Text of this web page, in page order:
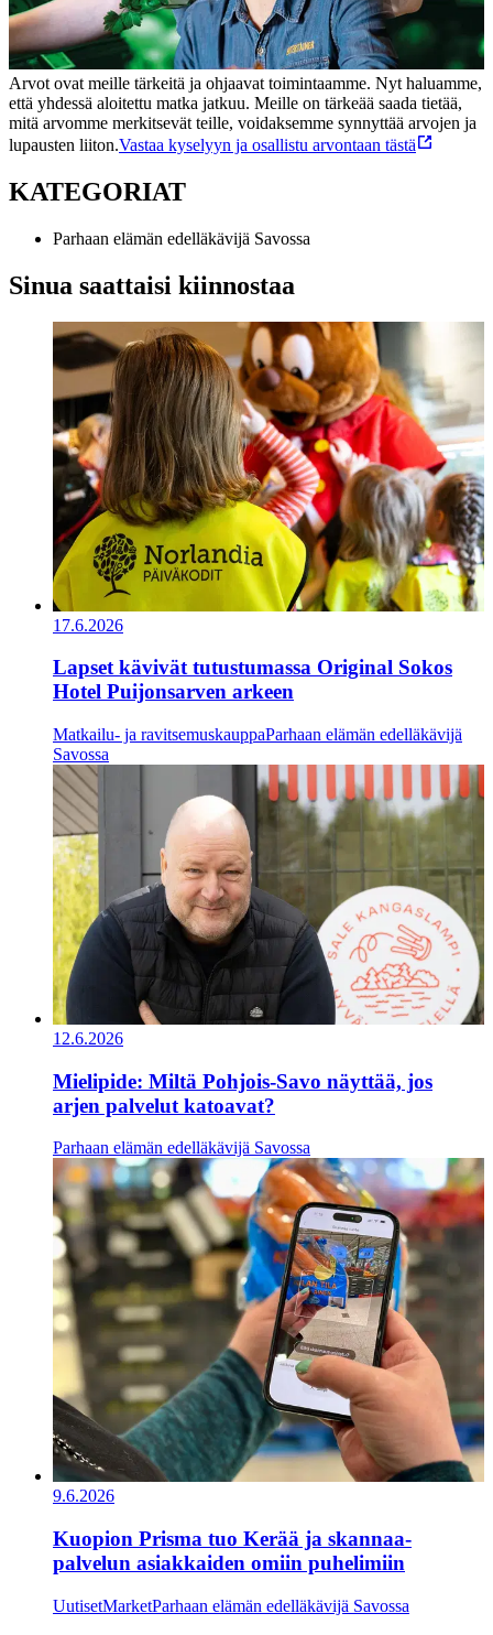
Arvot ovat meille tärkeitä ja ohjaavat toimintaamme. Nyt haluamme,
että yhdessä aloitettu matka jatkuu. Meille on tärkeää saada tietää,
mitä arvomme merkitsevät teille, voidaksemme synnyttää arvojen ja
lupausten liiton.Vastaa kyselyyn ja osallistu arvontaan tästä
KATEGORIAT
Parhaan elämän edelläkävijä Savossa
Sinua saattaisi kiinnostaa
17.6.2026
Lapset kävivät tutustumassa Original Sokos
Hotel Puijonsarven arkeen
Matkailu- ja ravitsemuskauppaParhaan elämän edelläkävijä
Savossa
12.6.2026
Mielipide: Miltä Pohjois-Savo näyttää, jos
arjen palvelut katoavat?
Parhaan elämän edelläkävijä Savossa
9.6.2026
Kuopion Prisma tuo Kerää ja skannaa-
palvelun asiakkaiden omiin puhelimiin
UutisetMarketParhaan elämän edelläkävijä Savossa